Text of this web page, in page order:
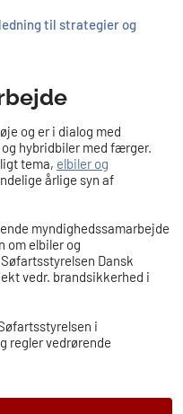
til strategier og
og er i dialog med
hybridbiler med færger.
tema, elbiler og
årlige syn af
myndighedssamarbejde
om elbiler og
Dansk
vedr. brandsikkerhed i
i
regler vedrørende